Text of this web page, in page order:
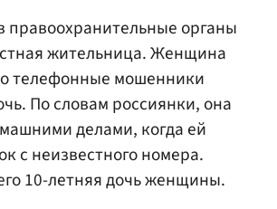
правоохранительные органы
жительница. Женщина
телефонные мошенники
По словам россиянки, она
делами, когда ей
с неизвестного номера.
10-летняя дочь женщины.